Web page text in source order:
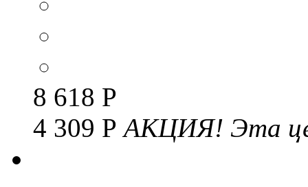
8 618 Р
4 309 РАКЦИЯ! Эта